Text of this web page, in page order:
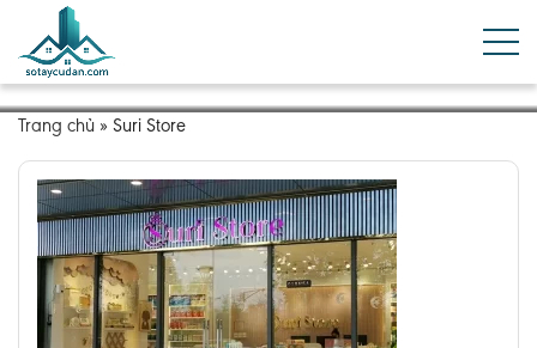
Trang chủ » Suri Store